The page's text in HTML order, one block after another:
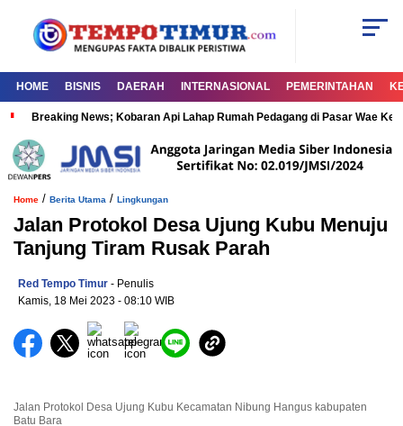
HOME BISNIS DAERAH INTERNASIONAL PEMERINTAHAN
Breaking News; Kobaran Api Lahap Rumah Pedagang di Pasar Wae
Home / Berita Utama / Lingkungan
Jalan Protokol Desa Ujung Kubu Menuju
Tanjung Tiram Rusak Parah
Red Tempo Timur - Penulis
Kamis, 18 Mei 2023 - 08:10 WIB
Jalan Protokol Desa Ujung Kubu Kecamatan Nibung Hangus kabupaten
Batu Bara